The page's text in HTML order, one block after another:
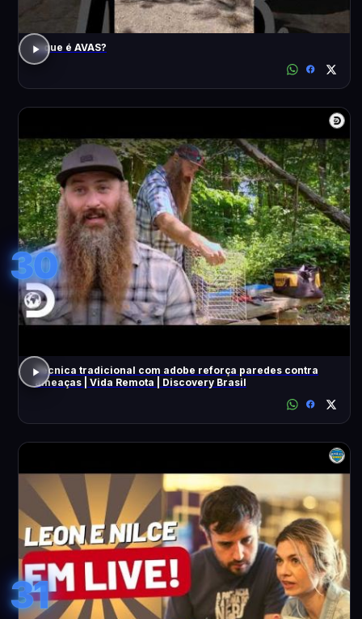
o que é AVAS?
30
Técnica tradicional com adobe reforça paredes contra
ameaças | Vida Remota | Discovery Brasil
31